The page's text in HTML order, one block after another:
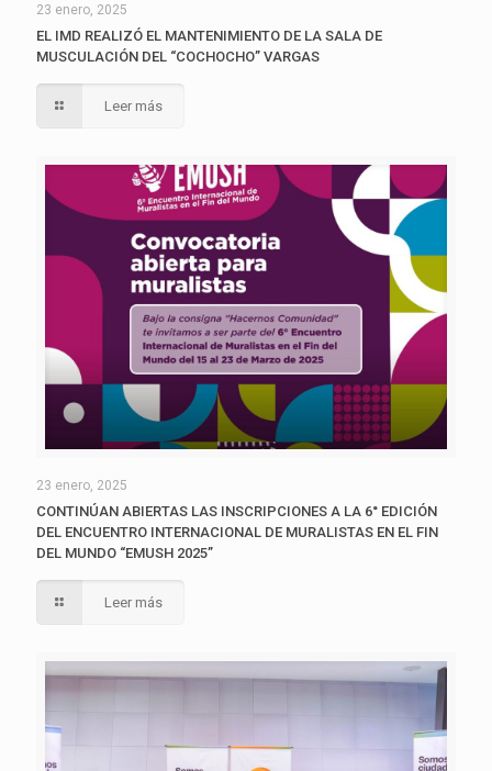
23 enero, 2025
EL IMD REALIZÓ EL MANTENIMIENTO DE LA SALA DE
MUSCULACIÓN DEL “COCHOCHO” VARGAS
Leer más
23 enero, 2025
CONTINÚAN ABIERTAS LAS INSCRIPCIONES A LA 6° EDICIÓN
DEL ENCUENTRO INTERNACIONAL DE MURALISTAS EN EL FIN
DEL MUNDO “EMUSH 2025”
Leer más